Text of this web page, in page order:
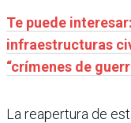
Te puede
infraestructuras
“crímenes de
La reapertura de